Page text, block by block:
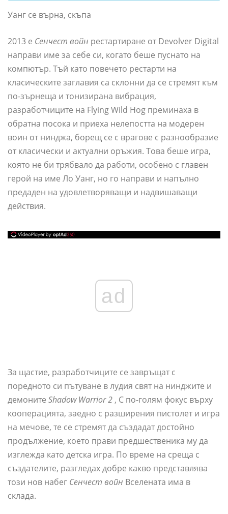
Уанг се върна, скъпа
2013 е Сенчест войн рестартиране от Devolver Digital
направи име за себе си, когато беше пуснато на
компютър. Тъй като повечето рестарти на
класическите заглавия са склонни да се стремят към
по-зърнеща и тонизирана вибрация,
разработчиците на Flying Wild Hog преминаха в
обратна посока и приеха нелепостта на модерен
воин от нинджа, борещ се с врагове с разнообразие
от класически и актуални оръжия. Това беше игра,
която не би трябвало да работи, особено с главен
герой на име Ло Уанг, но го направи и напълно
предаден на удовлетворяващи и надвишаващи
действия.
ad
За щастие, разработчиците се завръщат с
поредното си пътуване в лудия свят на нинджите и
демоните Shadow Warrior 2 , С по-голям фокус върху
кооперацията, заедно с разширения пистолет и игра
на мечове, те се стремят да създадат достойно
продължение, което прави предшественика му да
изглежда като детска игра. По време на среща с
създателите, разгледах добре какво представлява
този нов набег Сенчест войн Вселената има в
склада.